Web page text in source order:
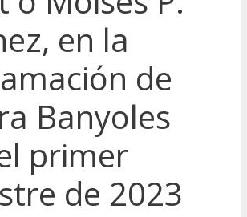
en la
de
Banyoles
primer
de 2023